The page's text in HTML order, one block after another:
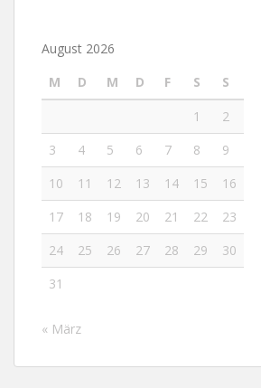
August 2026
M
D M D F S
S
1
2
3
4 5 6 7 8
9
10
11 12 13 14 15
16
17
18 19 20 21 22
23
24
25 26 27 28 29
30
31
« März